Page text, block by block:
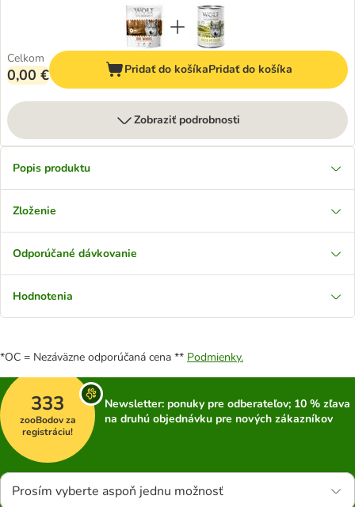
Celkom
0,00 € Pridať do košíkaPridať do košíka
Zobraziť podrobnosti
Popis produktu
Zloženie
Odporúčané dávkovanie
Hodnotenia
*OC = Nezáväzne odporúčaná cena ** Podmienky.
333
zooBodov za
registráciu!
Newsletter: ponuky pre odberateľov; 10 % zľava
na druhú objednávku pre nových zákazníkov
Prosím vyberte aspoň jednu možnosť